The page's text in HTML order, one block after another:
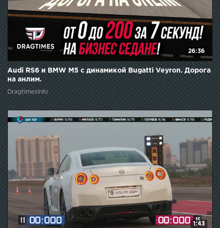
26:36
Audi RS6 и BMW M5 с динамикой Bugatti Veyron. Дорога
на анлим.
DragtimesInfo
1:43